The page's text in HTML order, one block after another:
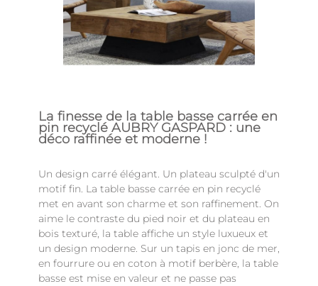
La finesse de la table basse carrée en
pin recyclé AUBRY GASPARD : une
déco raffinée et moderne !
Un design carré élégant. Un plateau sculpté d'un
motif fin. La table basse carrée en pin recyclé
met en avant son charme et son raffinement. On
aime le contraste du pied noir et du plateau en
bois texturé, la table affiche un style luxueux et
un design moderne. Sur un tapis en jonc de mer,
en fourrure ou en coton à motif berbère, la table
basse est mise en valeur et ne passe pas